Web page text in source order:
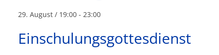
29. August / 19:00 - 23:00
Einschulungsgottesdienst